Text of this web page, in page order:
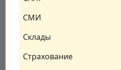
СМИ
Склады
Страхование